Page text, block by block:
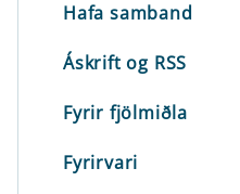
Hafa samband
Áskrift og RSS
Fyrir fjölmiðla
Fyrirvari